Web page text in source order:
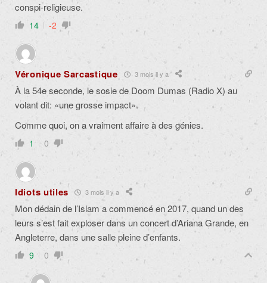
conspi-religieuse.
14 -2
Véronique Sarcastique 3 mois il y a
À la 54e seconde, le sosie de Doom Dumas (Radio X) au
volant dit: «une grosse impact».
Comme quoi, on a vraiment affaire à des génies.
1 0
Idiots utiles 3 mois il y a
Mon dédain de l’Islam a commencé en 2017, quand un des
leurs s’est fait exploser dans un concert d’Ariana Grande, en
Angleterre, dans une salle pleine d’enfants.
9 0